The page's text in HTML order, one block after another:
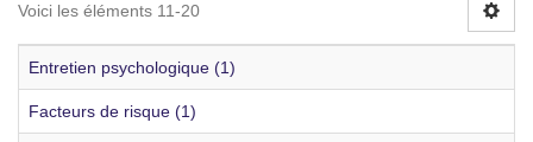
Voici les éléments 11-20
Entretien psychologique (1)
Facteurs de risque (1)